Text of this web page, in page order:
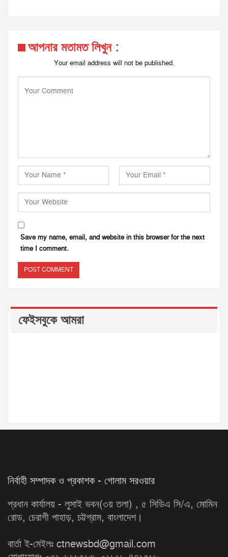
আপনার মতামত লিখুন :
Your email address will not be published.
Save my name, email, and website in this browser for the next
time I comment.
ফেইসবুকে আমরা
নির্বাহী সম্পাদক ও প্রকাশক - গোলাম সরওয়ার
প্রধান কার্যালয় - লুসাই ভবন(৩য় তলা) , ৫ সিডিএ সি/এ, মোমিন
রোড, চেরাগী পাহাড়, চট্টগ্রাম, বাংলাদেশ।
বার্তা ই-মেইলঃ ctnewsbd@gmail.com